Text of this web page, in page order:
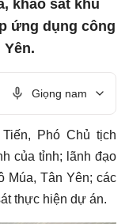
khảo sát khu
ứng dụng công
Giọng nam
Phó Chủ tịch
của tỉnh; lãnh đạo
Múa, Tân Yên; các
thực hiện dự án.